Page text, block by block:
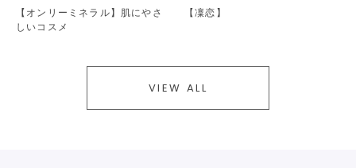
【オンリーミネラル】肌にやさ
しいコスメ
【凜恋】
VIEW ALL